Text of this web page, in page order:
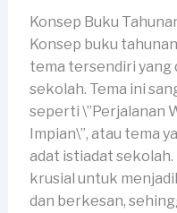
Konsep Buku
Konsep buku
tema tersendiri yang
sekolah. Tema ini
seperti \”Perjalanan
Impian\”, atau tema
adat istiadat
krusial untuk
dan berkesan,